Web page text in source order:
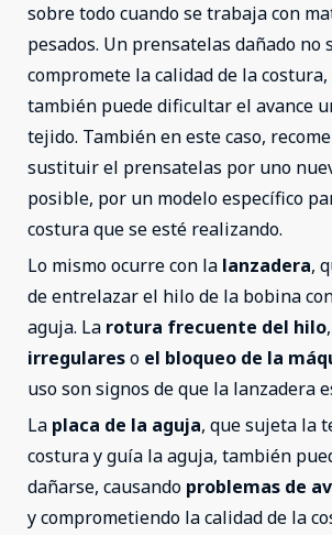
sobre todo cuando se trabaja con
pesados. Un prensatelas dañado no
compromete la calidad de la
también puede dificultar el avance
tejido. También en este caso,
sustituir el prensatelas por uno
posible, por un modelo específico
costura que se esté realizando.
Lo mismo ocurre con la lanzadera,
de entrelazar el hilo de la bobina
aguja. La rotura frecuente del hilo,
irregulareso el bloqueo de la
uso son signos de que la lanzadera
La placa de la aguja, que sujeta la
costura y guía la aguja, también
dañarse, causando problemas de
y comprometiendo la calidad de la